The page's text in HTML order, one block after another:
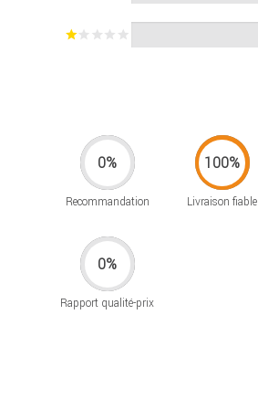
Recommandation Livraison fiable
Rapport qualité-prix